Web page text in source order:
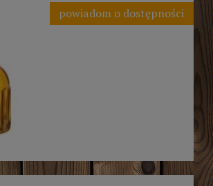
powiadom o dostępności